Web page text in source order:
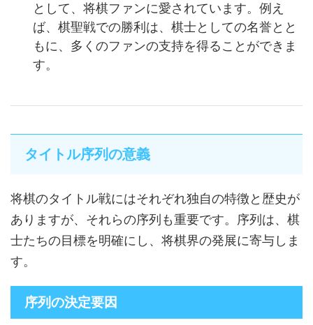
として、将棋ファンに愛されています。例え
ば、棋聖戦での勝利は、棋士としての名誉とと
もに、多くのファンの支持を得ることができま
す。
タイトル序列の意義
将棋のタイトル戦にはそれぞれ独自の特徴と歴史が
ありますが、それらの序列も重要です。序列は、棋
士たちの目標を明確にし、将棋界の発展に寄与しま
す。
序列の決定要因